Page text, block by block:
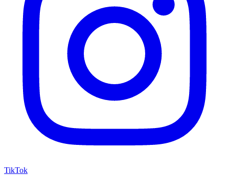
TikTok